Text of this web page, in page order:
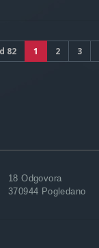
82 1 2 3
18 Odgovora
370944 Pogledano